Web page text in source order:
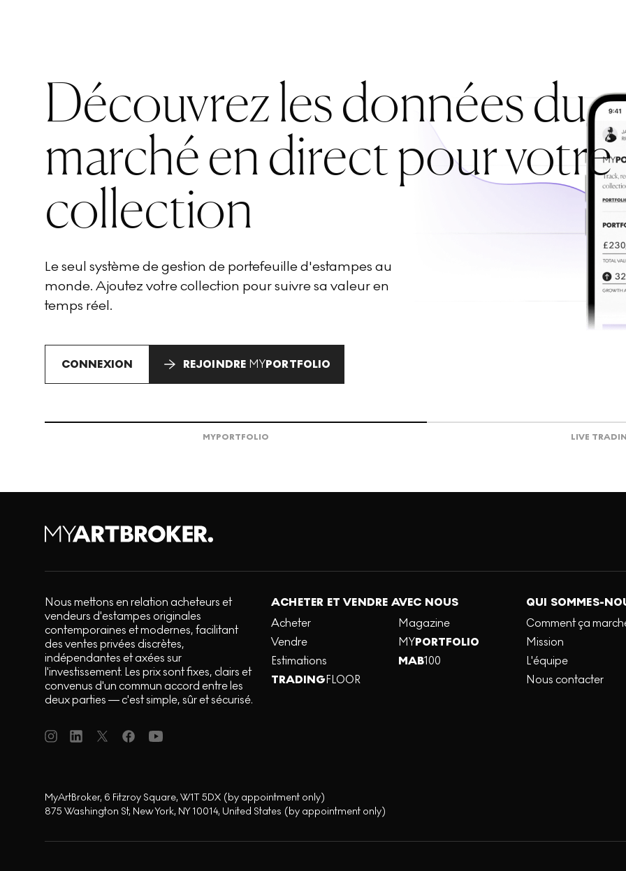
Découvrez les données du
marché en direct pour votre
collection
Le seul système de gestion de portefeuille d'estampes au
monde. Ajoutez votre collection pour suivre sa valeur en
temps réel.
CONNEXION REJOINDRE MYPORTFOLIO
MYPORTFOLIO LIVE
Nous mettons en relation acheteurs et
vendeurs d'estampes originales
contemporaines et modernes, facilitant
des ventes privées discrètes,
indépendantes et axées sur
l'investissement. Les prix sont fixes, clairs et
convenus d'un commun accord entre les
deux parties — c'est simple, sûr et sécurisé.
ACHETER ET VENDRE AVEC NOUS
Acheter
Vendre
Estimations
TRADINGFLOOR
Magazine
MYPORTFOLIO
MAB100
QUI SOMMES-
Comment ça
Mission
L'équipe
Nous contacter
MyArtBroker, 6 Fitzroy Square, W1T 5DX (by appointment only)
875 Washington St, New York, NY 10014, United States (by appointment only)